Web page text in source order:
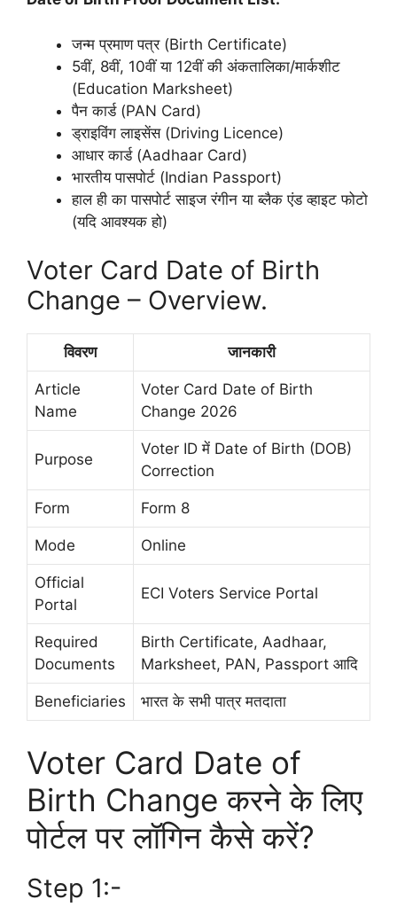
जन्म प्रमाण पत्र (Birth Certificate)
5वीं, 8वीं, 10वीं या 12वीं की अंकतालिका/मार्कशीट
(Education Marksheet)
पैन कार्ड (PAN Card)
ड्राइविंग लाइसेंस (Driving Licence)
आधार कार्ड (Aadhaar Card)
भारतीय पासपोर्ट (Indian Passport)
हाल ही का पासपोर्ट साइज रंगीन या ब्लैक एंड व्हाइट फोटो
(यदि आवश्यक हो)
Voter Card Date of Birth
Change – Overview.
विवरण जानकारी
Article
Name
Voter Card Date of Birth
Change 2026
Purpose
Voter ID में Date of Birth (DOB)
Correction
Form Form 8
Mode Online
Official
Portal
ECI Voters Service Portal
Required
Documents
Birth Certificate, Aadhaar,
Marksheet, PAN, Passport आदि
Beneficiaries भारत के सभी पात्र मतदाता
Voter Card Date of
Birth Change करने के लिए
पोर्टल पर लॉगिन कैसे करें?
Step 1:-